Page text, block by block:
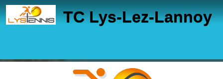
TC Lys-Lez-Lannoy
Panneau de gestion des cookies